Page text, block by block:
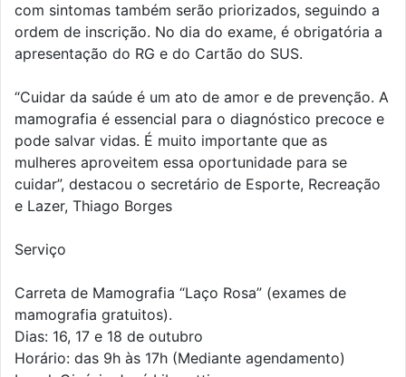
com sintomas também serão priorizados, seguindo a
ordem de inscrição. No dia do exame, é obrigatória a
apresentação do RG e do Cartão do SUS.
“Cuidar da saúde é um ato de amor e de prevenção. A
mamografia é essencial para o diagnóstico precoce e
pode salvar vidas. É muito importante que as
mulheres aproveitem essa oportunidade para se
cuidar”, destacou o secretário de Esporte, Recreação
e Lazer, Thiago Borges
Serviço
Carreta de Mamografia “Laço Rosa” (exames de
mamografia gratuitos).
Dias: 16, 17 e 18 de outubro
Horário: das 9h às 17h (Mediante agendamento)